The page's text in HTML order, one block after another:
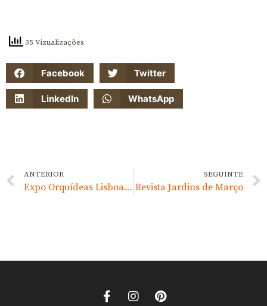
35 Vizualizações
Facebook Twitter
LinkedIn WhatsApp
ANTERIOR
Expo Orquídeas Lisboa 2018
SEGUINTE
Revista Jardins de Março